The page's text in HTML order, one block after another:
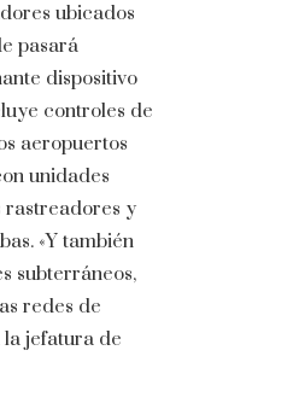
ubicados
pasará
dispositivo
controles de
aeropuertos
unidades
rastreadores y
«Y también
subterráneos,
redes de
la jefatura de